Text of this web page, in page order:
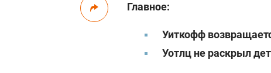
Главное:
Уиткофф
Уотлц не раскрыл